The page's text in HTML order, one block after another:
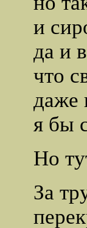
и
да и
что
даже
я бы
Но
За